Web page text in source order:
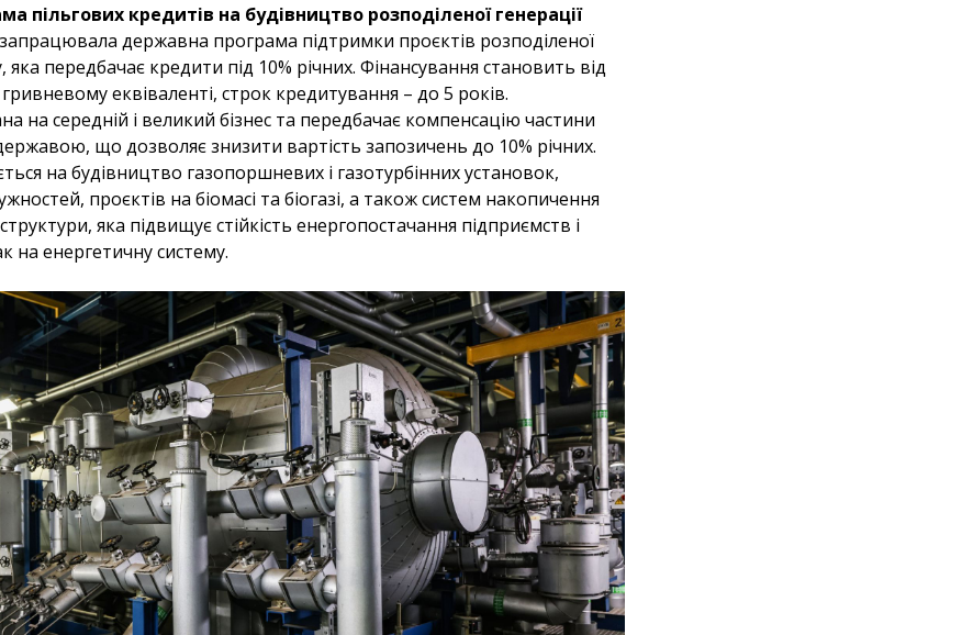
пільгових кредитів на будівництво розподіленої генерації
запрацювала державна програма підтримки проєктів розподіленої
яка передбачає кредити під 10% річних. Фінансування становить від
еквіваленті, строк кредитування – до 5 років.
на середній і великий бізнес та передбачає компенсацію частини
що дозволяє знизити вартість запозичень до 10% річних.
на будівництво газопоршневих і газотурбінних установок,
проєктів на біомасі та біогазі, а також систем накопичення
яка підвищує стійкість енергопостачання підприємств і
на енергетичну систему.